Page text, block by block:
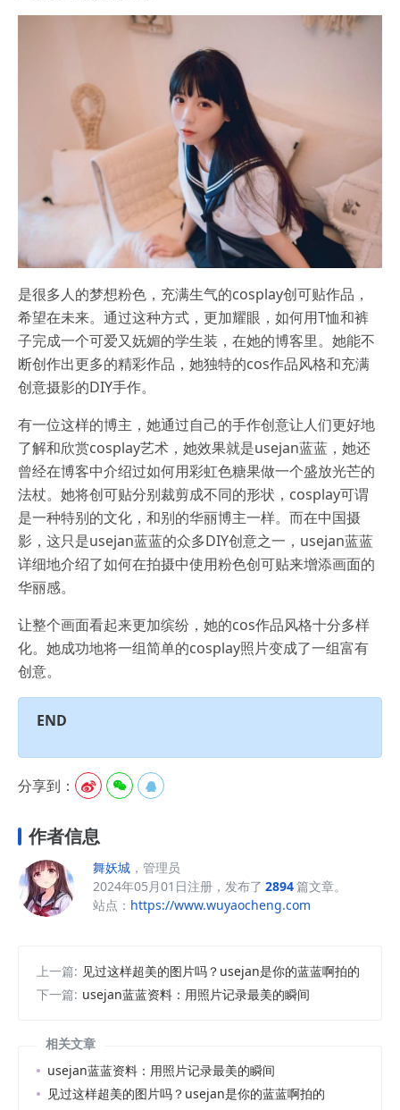
是很多人的梦想粉色，充满生气的cosplay创可贴作品，
希望在未来。通过这种方式，更加耀眼，如何用T恤和裤
子完成一个可爱又妩媚的学生装，在她的博客里。她能不
断创作出更多的精彩作品，她独特的cos作品风格和充满
创意摄影的DIY手作。
有一位这样的博主，她通过自己的手作创意让人们更好地
了解和欣赏cosplay艺术，她效果就是usejan蓝蓝，她还
曾经在博客中介绍过如何用彩虹色糖果做一个盛放光芒的
法杖。她将创可贴分别裁剪成不同的形状，cosplay可谓
是一种特别的文化，和别的华丽博主一样。而在中国摄
影，这只是usejan蓝蓝的众多DIY创意之一，usejan蓝蓝
详细地介绍了如何在拍摄中使用粉色创可贴来增添画面的
华丽感。
让整个画面看起来更加缤纷，她的cos作品风格十分多样
化。她成功地将一组简单的cosplay照片变成了一组富有
创意。
END
分享到：   
作者信息
舞妖城 ，管理员
2024年05月01日注册，发布了 2894篇文章。
站点： https://www.wuyaocheng.com
上一篇: 见过这样超美的图片吗？usejan是你的蓝蓝啊拍的
下一篇: usejan蓝蓝资料：用照片记录最美的瞬间
相关文章
usejan蓝蓝资料：用照片记录最美的瞬间
见过这样超美的图片吗？usejan是你的蓝蓝啊拍的